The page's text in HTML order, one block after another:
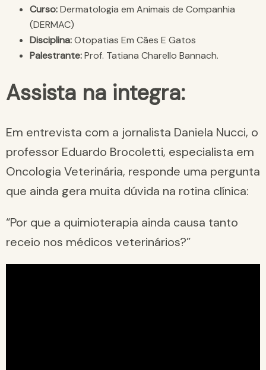
Curso:Dermatologia em Animais de Companhia
(DERMAC)
Disciplina:Otopatias Em Cães E Gatos
Palestrante:Prof. Tatiana Charello Bannach.
Assista na integra:
Em entrevista com a jornalista Daniela Nucci, o
professor Eduardo Brocoletti, especialista em
Oncologia Veterinária, responde uma pergunta
que ainda gera muita dúvida na rotina clínica:
“Por que a quimioterapia ainda causa tanto
receio nos médicos veterinários?”